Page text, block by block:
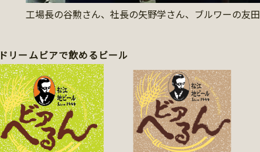
工場長の谷勲さん、社長の矢野学さん、ブルワーの友
ドリームビアで飲めるビール